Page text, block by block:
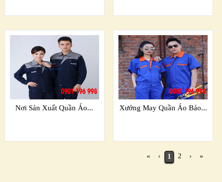
Nơi Sản Xuất Quần Áo... Xưởng May Quần Áo Bảo...
« ‹ 1 2 › »